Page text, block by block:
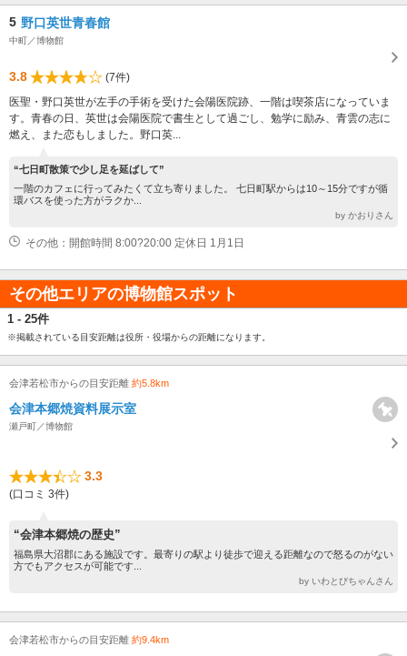
5 野口英世青春館
中町／博物館
3.8
(7件)
医聖・野口英世が左手の手術を受けた会陽医院跡、一階は喫茶店になっていま
す。青春の日、英世は会陽医院で書生として過ごし、勉学に励み、青雲の志に
燃え、また恋もしました。野口英...
“七日町散策で少し足を延ばして”
一階のカフェに行ってみたくて立ち寄りました。 七日町駅からは10～15分ですが循
環バスを使った方がラクか...
by かおりさん
その他：開館時間 8:00?20:00 定休日 1月1日
その他エリアの博物館スポット
1 - 25件
※掲載されている目安距離は役所・役場からの距離になります。
会津若松市からの目安距離 約5.8km
会津本郷焼資料展示室
瀬戸町／博物館
3.3
(口コミ 3件)
“会津本郷焼の歴史”
福島県大沼郡にある施設です。最寄りの駅より徒歩で迎える距離なので怒るのがない
方でもアクセスが可能です...
by いわとびちゃんさん
会津若松市からの目安距離 約9.4km